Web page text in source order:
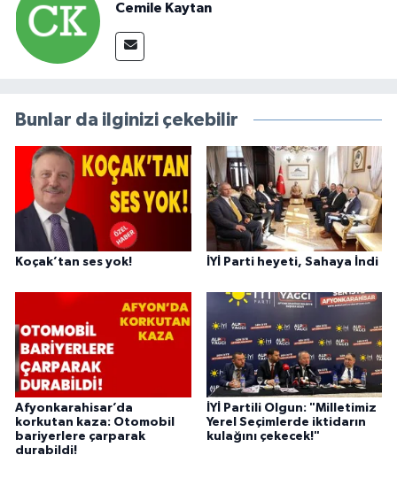
Cemile Kaytan
Bunlar da ilginizi çekebilir
Koçak’tan ses yok! İYİ Parti heyeti, Sahaya İndi
Afyonkarahisar’da
korkutan kaza: Otomobil
bariyerlere çarparak
durabildi!
İYİ Partili Olgun: "Milletimiz
Yerel Seçimlerde iktidarın
kulağını çekecek!"